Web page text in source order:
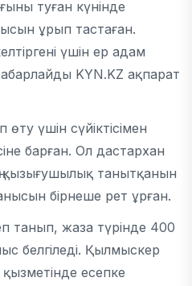
туған күнінде
ұрып тастаған.
үшін ер адам
KYN.KZ ақпарат
үшін сүйіктісімен
барған. Ол дастархан
қызығушылық танытқанын
бірнеше рет ұрған.
танып, жаза түрінде 400
белгіледі. Қылмыскер
есепке